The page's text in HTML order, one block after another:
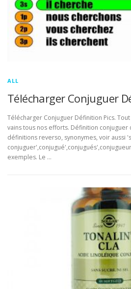
ALL
Télécharger Conjuguer
Télécharger Conjuguer Définition Pics.
vains tous nos efforts. Définition
définitions reverso, synonymes, voir aussi
exemples. Le …